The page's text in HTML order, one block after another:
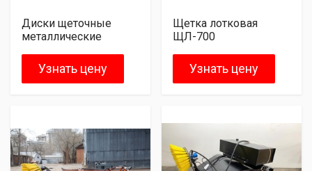
Диски щеточные
металлические
Узнать цену
Щетка лотковая
ЩЛ-700
Узнать цену